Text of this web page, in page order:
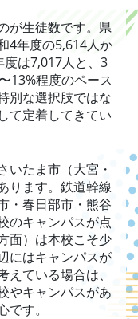
が生徒数です。県
4年度の5,614人か
度は7,017人と、3
13%程度のペース
別な選択肢ではな
て定着してきてい
いたま市（大宮・
ります。鉄道幹線
・春日部市・熊谷
のキャンパスが点
面）は本校こそ少
にはキャンパスが
ている場合は、
やキャンパスがあ
す。